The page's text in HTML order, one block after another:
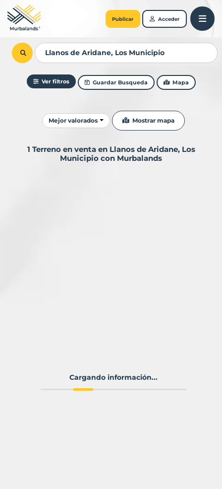
Publicar Acceder
Ver filtros Guardar Busqueda Mapa
Ordenar resultados
Mejor valorados Mostrar mapa
1 Terreno en venta en Llanos de Aridane, Los
Municipio con Murbalands
Cargando información...